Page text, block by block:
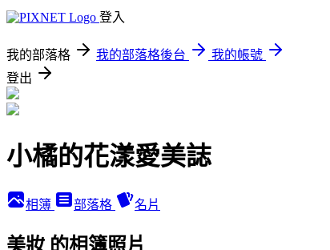
登入
我的部落格 我的部落格後台
我的帳號
登出
小橘的花漾愛美誌
相簿 部落格 名片
美妝 的相簿照片